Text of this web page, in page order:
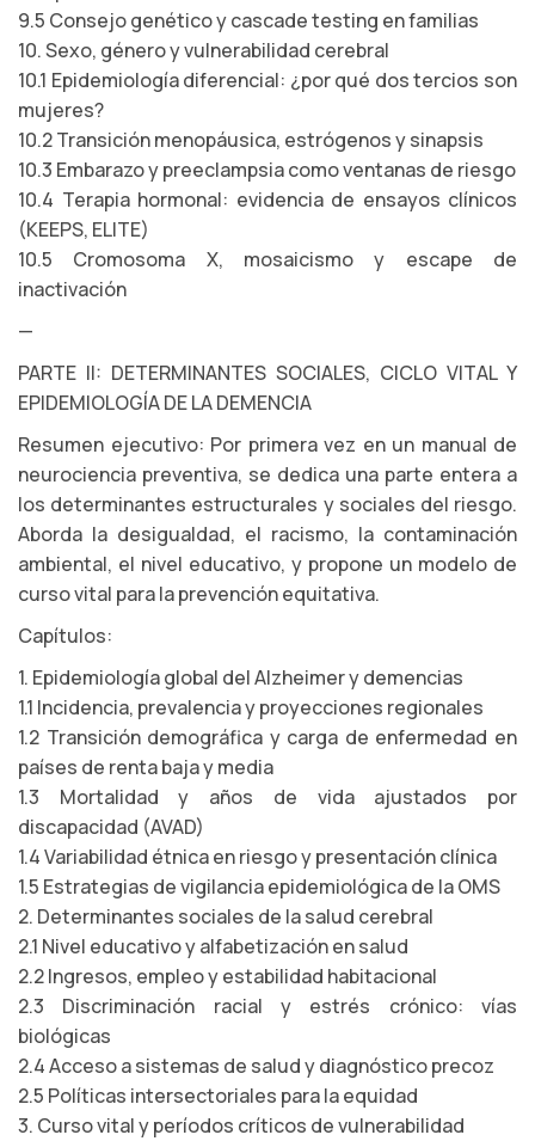
9.5 Consejo genético y cascade testing en familias
10. Sexo, género y vulnerabilidad cerebral
10.1 Epidemiología diferencial: ¿por qué dos tercios son
mujeres?
10.2 Transición menopáusica, estrógenos y sinapsis
10.3 Embarazo y preeclampsia como ventanas de riesgo
10.4 Terapia hormonal: evidencia de ensayos clínicos
(KEEPS, ELITE)
10.5 Cromosoma X, mosaicismo y escape de
inactivación
—
PARTE II: DETERMINANTES SOCIALES, CICLO VITAL Y
EPIDEMIOLOGÍA DE LA DEMENCIA
Resumen ejecutivo: Por primera vez en un manual de
neurociencia preventiva, se dedica una parte entera a
los determinantes estructurales y sociales del riesgo.
Aborda la desigualdad, el racismo, la contaminación
ambiental, el nivel educativo, y propone un modelo de
curso vital para la prevención equitativa.
Capítulos:
1. Epidemiología global del Alzheimer y demencias
1.1 Incidencia, prevalencia y proyecciones regionales
1.2 Transición demográfica y carga de enfermedad en
países de renta baja y media
1.3 Mortalidad y años de vida ajustados por
discapacidad (AVAD)
1.4 Variabilidad étnica en riesgo y presentación clínica
1.5 Estrategias de vigilancia epidemiológica de la OMS
2. Determinantes sociales de la salud cerebral
2.1 Nivel educativo y alfabetización en salud
2.2 Ingresos, empleo y estabilidad habitacional
2.3 Discriminación racial y estrés crónico: vías
biológicas
2.4 Acceso a sistemas de salud y diagnóstico precoz
2.5 Políticas intersectoriales para la equidad
3. Curso vital y períodos críticos de vulnerabilidad